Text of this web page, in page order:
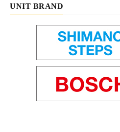
【特徴】
・またぎやすく乗り降りが容易で
・デザイン＆イノベーションアワ
・サークル錠、前後ライト、サイ
・1充電走行距離の目安 最大130km
・サスペンションフォークとグリ
UNIT BRAND